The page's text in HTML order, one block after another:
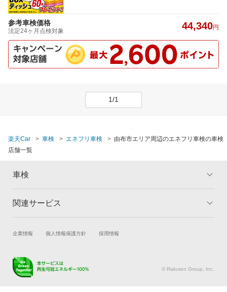
参考車検価格
法定24ヶ月点検対象 44,340円
1/1
楽天Car 車検 エネフリ車検
由布市エリア周辺のエネフリ車検の車検
店舗一覧
車検
トップ
車検の基礎知識 キャンペーン一覧
関連サービス
試乗・商談 新車購入
キズ修理予約
メンテナンス管理
企業情報 個人情報保護方針 採用情報
© Rakuten Group, Inc.